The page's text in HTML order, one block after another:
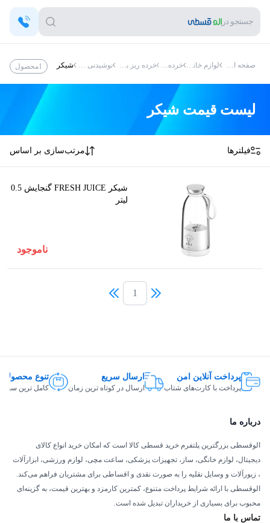
جستجو در
صفحه اصلی لوازم خانگی خرده ریز خرده ریز برقی نوشیدنی ساز شیکر 1محصول
لیست قیمت شیکر
فیلترها مرتب‌سازی بر اساس
شیکر FRESH JUICE گنجایش 0.5
لیتر
ناموجود
1
پرداخت آنلاین امن
پرداخت با کارت‌های شتاب
ارسال سریع
ارسال در کوتاه ترین زمان
تنوع
کامل ترین سبد
تماس با ما
درباره ما
الوقسطی بزرگترین پلتفرم خرید قسطی کالا است که امکان خرید انواع کالای
دیجیتال، لوازم خانگی، ساز، تجهیزات پزشکی، ساعت مچی، لوازم ورزشی، ابزارآلات
، زیورآلات و وسایل نقلیه را به صورت نقدی و اقساطی برای مشتریان فراهم می‌کند.
الوقسطی با ارائه شرایط پرداخت متنوع، کمترین کارمزد و بهترین قیمت، به گزینه‌ای
محبوب برای بسیاری از خریداران تبدیل شده است.